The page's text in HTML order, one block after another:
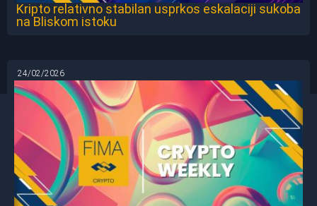
Kripto relativno stabilan usprkos eskalaciji sukoba
na Bliskom istoku
24/02/2026